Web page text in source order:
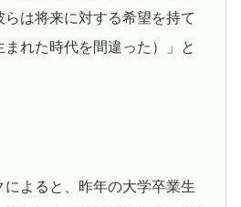
は将来に対する希望を持て
れた時代を間違った）」と
によると、昨年の大学卒業生